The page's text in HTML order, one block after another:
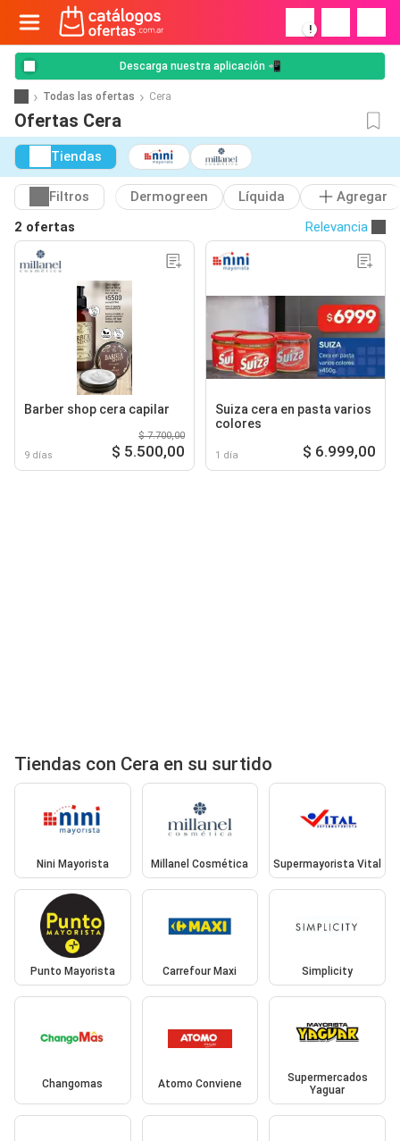
!
Descarga nuestra aplicación 📲
Todas las ofertas Cera
Ofertas Cera
Tiendas
Filtros Dermogreen Líquida
Agregar
2 ofertas
Relevancia
Barber shop cera capilar
9 días
$ 7.700,00
$ 5.500,00
Suiza cera en pasta varios
colores
1 día $ 6.999,00
Tiendas con Cera en su surtido
Nini Mayorista Millanel Cosmética Supermayorista Vital
Punto Mayorista Carrefour Maxi Simplicity
Changomas Atomo Conviene
Supermercados
Yaguar